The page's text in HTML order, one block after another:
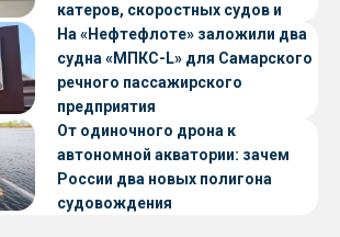
катеров, скоростных судов и
судов с малой осадкой
На «Нефтефлоте» заложили два
судна «МПКС-L» для Самарского
речного пассажирского
предприятия
От одиночного дрона к
автономной акватории: зачем
России два новых полигона
судовождения